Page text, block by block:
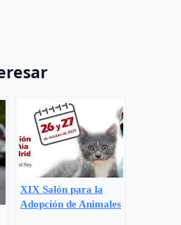
XIX Salón para la
Adopción de Animales